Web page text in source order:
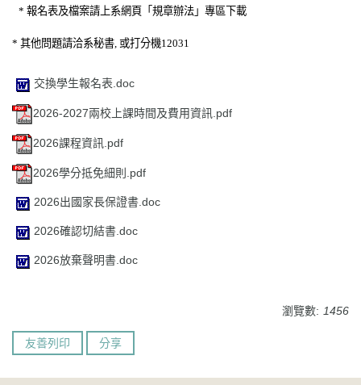
* 報名表及檔案請上系網頁「規章辦法」專區下載
* 其他問題請洽系秘書 或打分機12031
交換學生報名表.doc
2026-2027兩校上課時間及費用資訊.pdf
2026課程資訊.pdf
2026學分抵免細則.pdf
2026出國家長保證書.doc
2026確認切結書.doc
2026放棄聲明書.doc
瀏覽數: 1456
友善列印 分享